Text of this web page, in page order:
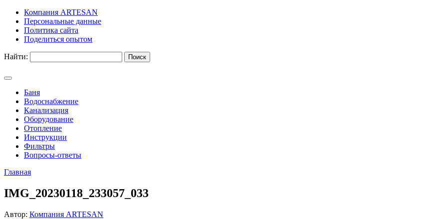
Компания ARTESAN
Персональные данные
Политика сайта
Поделиться опытом
Найти:
Баня
Водоснабжение
Канализация
Оборудование
Отопление
Инструкции
Фильтры
Вопросы-ответы
Главная
IMG_20230118_233057_033
Автор: Компания ARTESAN